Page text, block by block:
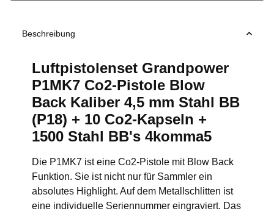
Beschreibung
Luftpistolenset Grandpower
P1MK7 Co2-Pistole Blow
Back Kaliber 4,5 mm Stahl BB
(P18) + 10 Co2-Kapseln +
1500 Stahl BB's 4komma5
Die P1MK7 ist eine Co2-Pistole mit Blow Back
Funktion. Sie ist nicht nur für Sammler ein
absolutes Highlight. Auf dem Metallschlitten ist
eine individuelle Seriennummer eingraviert. Das